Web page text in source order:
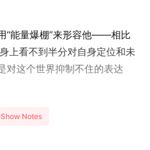
“能量爆棚”来形容他——相比
上看不到半分对自身定位和未
对这个世界抑制不住的表达
Show Notes